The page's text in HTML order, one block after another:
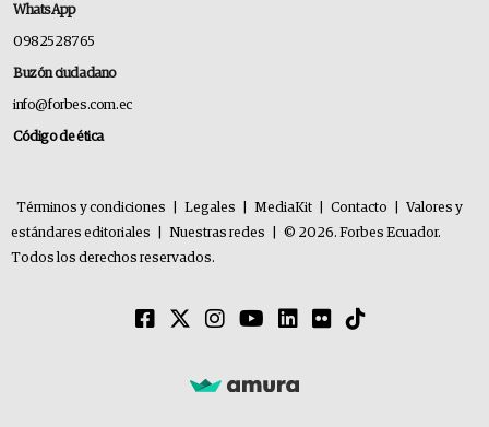
WhatsApp
0982528765
Buzón ciudadano
info@forbes.com.ec
Código de ética
Términos y condiciones Legales MediaKit Contacto
Valores y
estándares editoriales
Nuestras redes
© 2026. Forbes Ecuador.
Todos los derechos reservados.